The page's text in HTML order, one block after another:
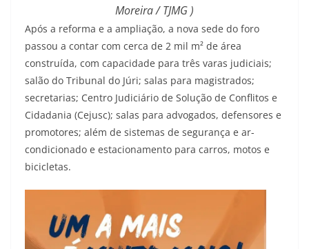
Moreira / TJMG )
Após a reforma e a ampliação, a nova sede do foro
passou a contar com cerca de 2 mil m² de área
construída, com capacidade para três varas judiciais;
salão do Tribunal do Júri; salas para magistrados;
secretarias; Centro Judiciário de Solução de Conflitos e
Cidadania (Cejusc); salas para advogados, defensores e
promotores; além de sistemas de segurança e ar-
condicionado e estacionamento para carros, motos e
bicicletas.